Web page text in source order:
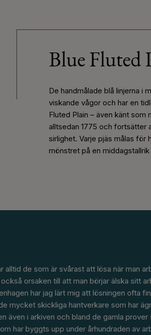
Blue Fluted
De handmålade blå linjerna i
viskande vågor och har en
Fluted Plain – även känt som
alltsedan 1775 och fortsätter
sirlighet. Varje pjäs målas för
mönstret på en middagstallrik
alltid de som är svårast att lösa när man
orsaken till att man börjar älska sitt
har jag lärt mig att lösningen ofta
mycket skickliga hantverkare som har
även i arkiven och bland de gamla prover
har byggts upp under århundraden av